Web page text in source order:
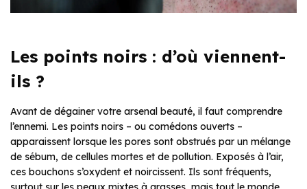
Les points noirs : d’où viennent-
ils ?
Avant de dégainer votre arsenal beauté, il faut comprendre
l’ennemi. Les points noirs – ou comédons ouverts –
apparaissent lorsque les pores sont obstrués par un mélange
de sébum, de cellules mortes et de pollution. Exposés à l’air,
ces bouchons s’oxydent et noircissent. Ils sont fréquents,